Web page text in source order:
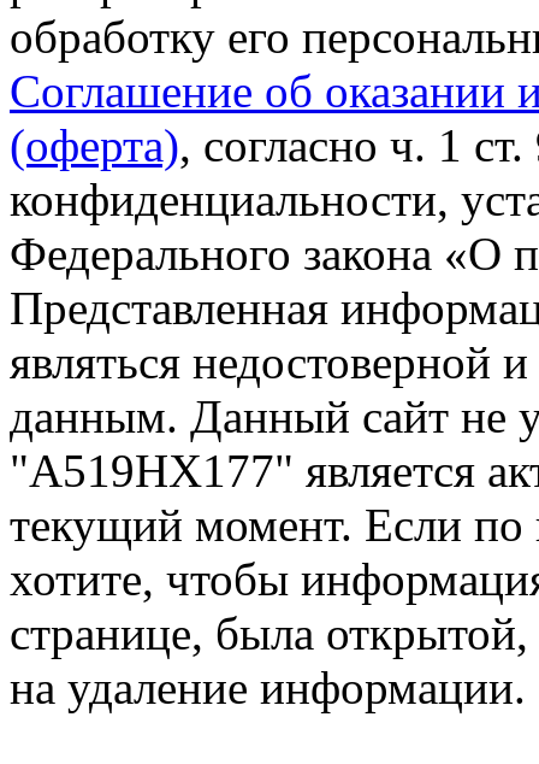
обработку его
Соглашение об оказании
(оферта), согласно ч. 1
конфиденциальности,
Федерального закона «О
Представленная
являться недостоверной
данным. Данный сайт не
"А519НХ177" является
текущий момент. Если
хотите, чтобы
странице, была открытой,
на удаление информации.